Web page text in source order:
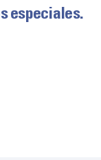
especiales.